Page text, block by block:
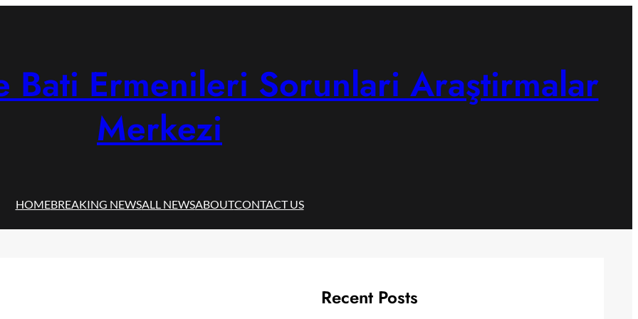
Bati Ermenileri Sorunlari Araştirmalar
Merkezi
HOMEBREAKING NEWSALL NEWSABOUTCONTACT US
Recent Posts